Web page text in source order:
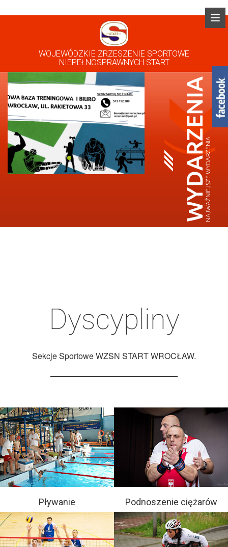
WOJEWÓDZKIE ZRZESZENIE SPORTOWE
NIEPEŁNOSPRAWNYCH START
Dyscypliny
Sekcje Sportowe WZSN START WROCŁAW.
Pływanie Podnoszenie ciężarów